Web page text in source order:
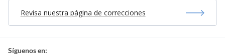
Revisa nuestra página de correcciones
Síguenos en: